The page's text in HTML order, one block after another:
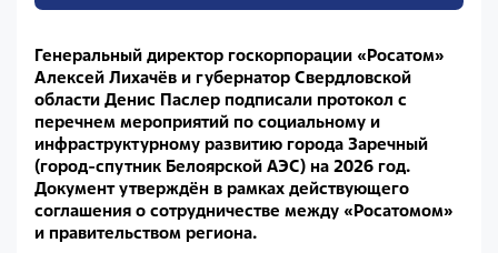
Генеральный директор госкорпорации «Росатом»
Алексей Лихачёв и губернатор Свердловской
области Денис Паслер подписали протокол с
перечнем мероприятий по социальному и
инфраструктурному развитию города Заречный
(город-спутник Белоярской АЭС) на 2026 год.
Документ утверждён в рамках действующего
соглашения о сотрудничестве между «Росатомом»
и правительством региона.